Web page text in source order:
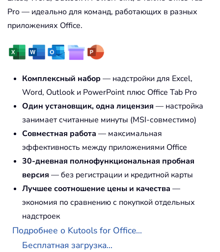
Pro — идеально для команд, работающих в разных
приложениях Office.
Комплексный набор — надстройки для Excel,
Word, Outlook и PowerPoint плюс Office Tab Pro
Один установщик, одна лицензия — настройка
занимает считанные минуты (MSI-совместимо)
Совместная работа — максимальная
эффективность между приложениями Office
30-дневная полнофункциональная пробная
версия — без регистрации и кредитной карты
Лучшее соотношение цены и качества —
экономия по сравнению с покупкой отдельных
надстроек
Подробнее о Kutools for Office...
Бесплатная загрузка...